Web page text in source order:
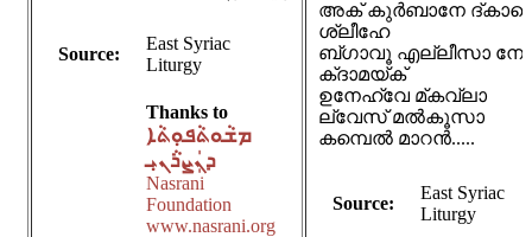
Source:
East Syriac
Liturgy
Thanks to
ܡܫܵܘܬܵܦܘܼܬܵܐ
ܕܢܲܨܪܵܢܝܼ
Nasrani
Foundation
www.nasrani.org
അക് കുർബാനേ
ശ്ലീഹേ
ബ്‌ഗാവൂ എല്ലീസാ
ക്‌ദാമയ്ക്
ഉനേഹ്‌വേ മ്‌കവ്‌ലാ
ല്‌വേസ് മൽകൂസാ
കമ്പെൽ മാറൻ.....
Source:
East Syriac
Liturgy